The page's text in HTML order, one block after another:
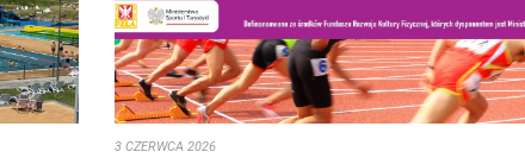
3 CZERWCA 2026